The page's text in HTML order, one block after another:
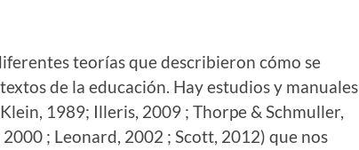
teorías que describieron cómo se
de la educación. Hay estudios y manuales
1989; Illeris, 2009 ; Thorpe & Schmuller,
; Leonard, 2002 ; Scott, 2012) que nos